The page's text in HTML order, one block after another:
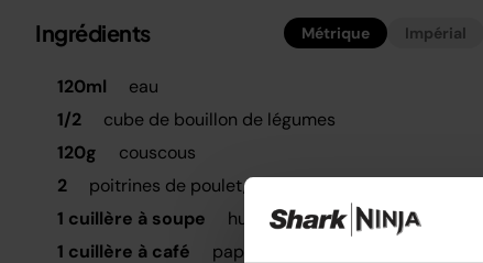
Ingrédients Métrique Impérial
120ml
eau
1/2
cube de bouillon de légumes
120g
couscous
2
poitrines de poulet, coupées en tranches
1 cuillère à soupe
huile
1 cuillère à café
paprika